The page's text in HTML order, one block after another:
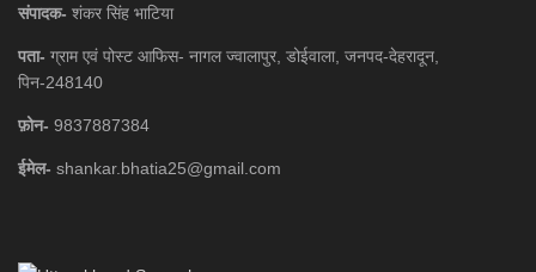
संपादक- शंकर सिंह भाटिया
पता- ग्राम एवं पोस्ट आफिस- नागल ज्वालापुर, डोईवाला, जनपद-देहरादून,
पिन-248140
फ़ोन- 9837887384
ईमेल- shankar.bhatia25@gmail.com